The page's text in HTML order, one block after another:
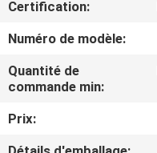
VISITE
D'USINE
CONTRÔLE
Certification:
Numéro de modèle:
Quantité de
commande min:
Prix: